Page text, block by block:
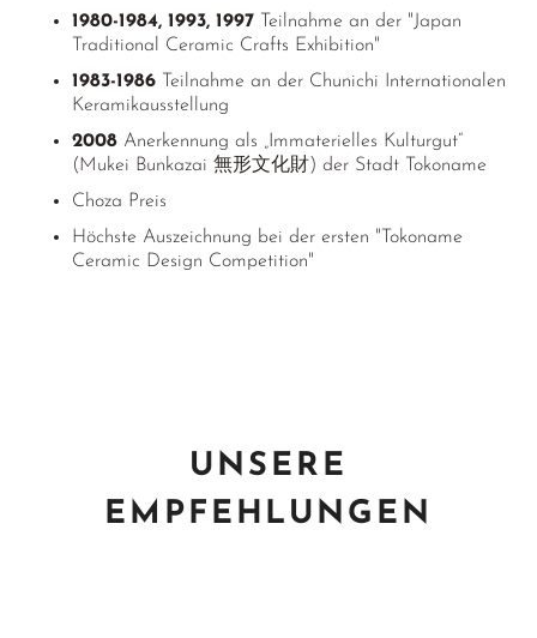
1980-1984, 1993, 1997 Teilnahme an der "Japan
Traditional Ceramic Crafts Exhibition"
1983-1986 Teilnahme an der Chunichi Internationalen
Keramikausstellung
2008 Anerkennung als „Immaterielles Kulturgut“
(Mukei Bunkazai 無形文化財) der Stadt Tokoname
Choza Preis
Höchste Auszeichnung bei der ersten "Tokoname
Ceramic Design Competition"
UNSERE
EMPFEHLUNGEN